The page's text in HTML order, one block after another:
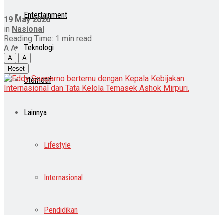
Entertainment
Teknologi
Otomotif
Lainnya
Lifestyle
Internasional
Pendidikan
19 May 2026
in Nasional
Reading Time: 1 min read
A A
A
A
Reset